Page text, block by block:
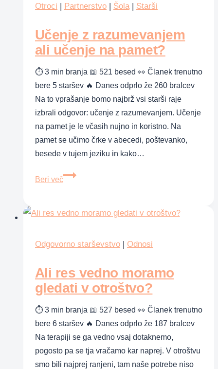
na
Otroci | Partnerstvo | Šola | Starši
Učenje z razumevanjem
ali učenje na pamet?
⏱ 3 min branja 📖 521 besed 👀 Članek trenutno
bere 5 staršev 🔥 Danes odprlo že 260 bralcev
Na to vprašanje bomo najbrž vsi starši raje
izbrali odgovor: učenje z razumevanjem. Učenje
na pamet je le včasih nujno in koristno. Na
pamet se učimo črke v abecedi, poštevanko,
besede v tujem jeziku in kako…
Beri več
Učenje
ali
na
Odgovorno starševstvo | Odnosi
Ali res vedno moramo
gledati v otroštvo?
⏱ 3 min branja 📖 527 besed 👀 Članek trenutno
bere 6 staršev 🔥 Danes odprlo že 187 bralcev
Na terapiji se ga vedno vsaj dotaknemo,
pogosto pa se tja vračamo kar naprej. V otroštvu
smo bili najprej ranjeni, tam naše potrebe niso